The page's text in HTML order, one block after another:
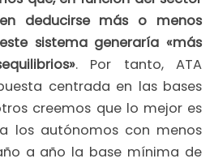
deducirse más o menos
sistema generaría «más
. Por tanto, ATA
centrada en las bases
creemos que lo mejor es
los autónomos con menos
a año la base mínima de